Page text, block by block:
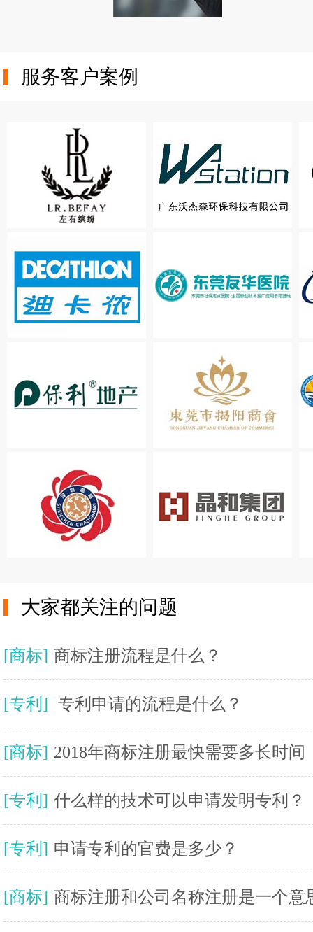
服务客户案例
大家都关注的问题
[商标] 商标注册流程是什么？
[专利] 专利申请的流程是什么？
[商标] 2018年商标注册最快需要多长时间
[专利] 什么样的技术可以申请发明专利？
[专利] 申请专利的官费是多少？
[商标] 商标注册和公司名称注册是一个意